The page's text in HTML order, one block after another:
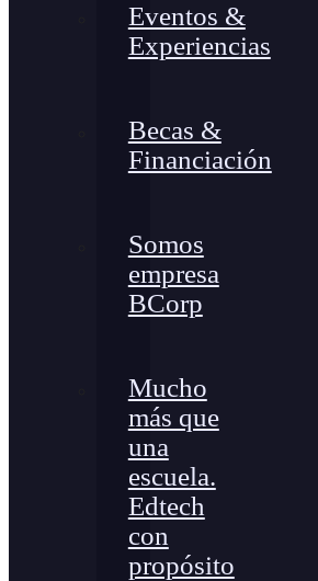
Eventos &
Experiencias
Becas &
Financiación
Somos
empresa
BCorp
Mucho
más que
una
escuela.
Edtech
con
propósito